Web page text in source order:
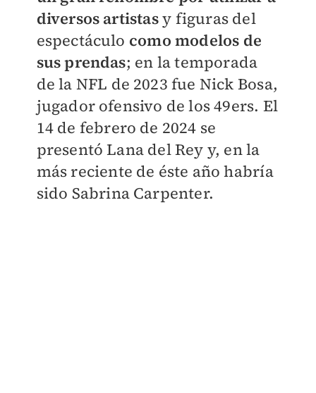
diversos artistasy figuras del
espectáculo como modelos de
sus prendas; en la temporada
de la NFL de 2023 fue Nick Bosa,
jugador ofensivo de los 49ers. El
14 de febrero de 2024 se
presentó Lana del Rey y, en la
más reciente de éste año habría
sido Sabrina Carpenter.